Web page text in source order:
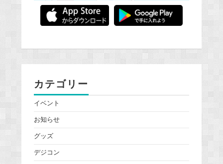
カテゴリー
イベント
お知らせ
グッズ
デジコン